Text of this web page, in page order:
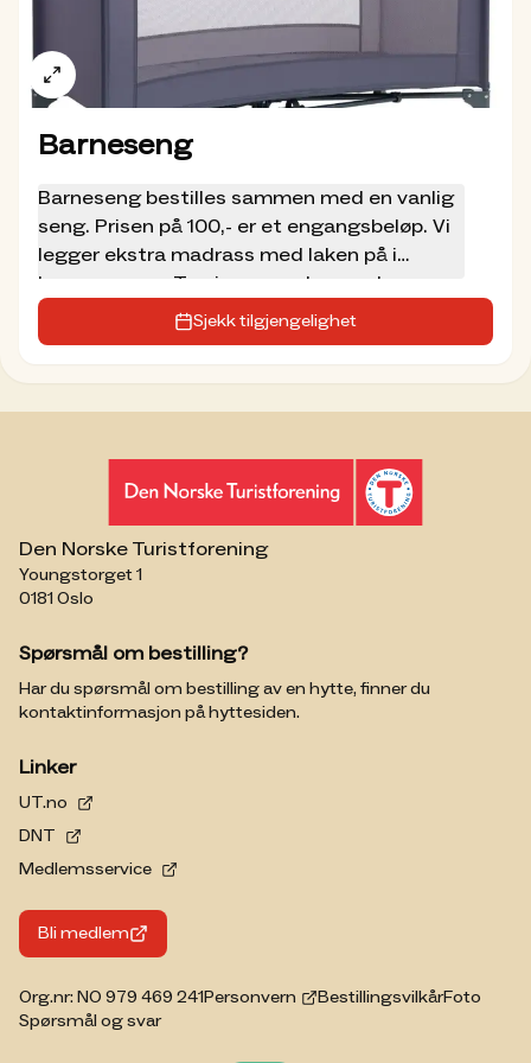
Barneseng
Barneseng bestilles sammen med en vanlig
seng. Prisen på 100,- er et engangsbeløp. Vi
legger ekstra madrass med laken på i
barnesengen. Ta gjerne med egen dyne og
pute, hvis mulig.Sjekk tilgjengelighet
Den Norske Turistforening
Youngstorget 1
0181 Oslo
Spørsmål om bestilling?
Har du spørsmål om bestilling av en hytte, finner du
kontaktinformasjon på hyttesiden.
Linker
UT.no
DNT
Medlemsservice
Bli medlem
Org.nr: NO 979 469 241Personvern BestillingsvilkårFoto
Spørsmål og svar